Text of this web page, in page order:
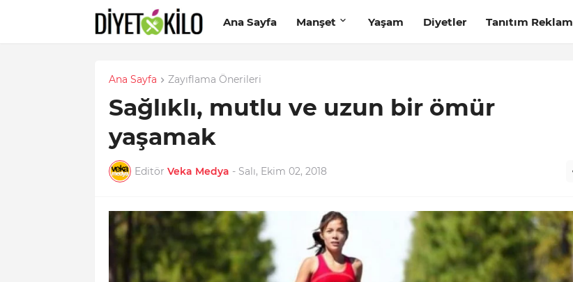
Ana Sayfa Manşet Yaşam Diyetler Tanıtım Reklam
Ana Sayfa Zayıflama Önerileri
Sağlıklı, mutlu ve uzun bir ömür
yaşamak
Editör Veka Medya - Salı, Ekim 02, 2018